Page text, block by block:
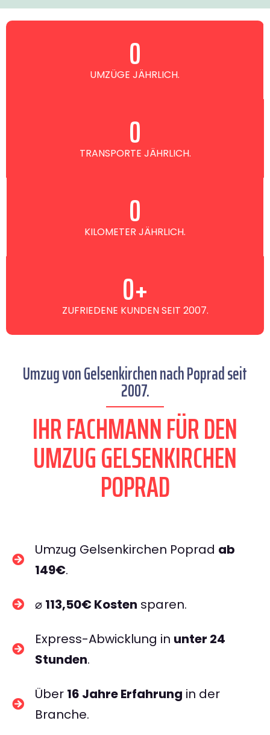
UMZÜGE JÄHRLICH.
0
TRANSPORTE JÄHRLICH.
0
KILOMETER JÄHRLICH.
0
ZUFRIEDENE KUNDEN SEIT 2007.
0+
Umzug von Gelsenkirchen nach Poprad seit
2007.
IHR FACHMANN FÜR DEN
UMZUG GELSENKIRCHEN
POPRAD
Umzug Gelsenkirchen Poprad ab
149€.
⌀ 113,50€ Kosten sparen.
Express-Abwicklung in unter 24
Stunden.
Über 16 Jahre Erfahrung in der
Branche.